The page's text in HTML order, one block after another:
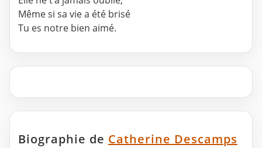
Même si sa vie a été brisé
Tu es notre bien aimé.
Biographie de Catherine Descamps